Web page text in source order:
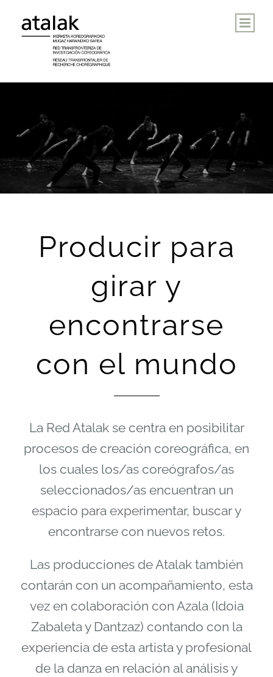
contenido
Producir para
girar y
encontrarse
con el mundo
La Red Atalak se centra en posibilitar
procesos de creación coreográfica, en
los cuales los/as coreógrafos/as
seleccionados/as encuentran un
espacio para experimentar, buscar y
encontrarse con nuevos retos.
Las producciones de Atalak también
contarán con un acompañamiento, esta
vez en colaboración con Azala (Idoia
Zabaleta y Dantzaz) contando con la
experiencia de esta artista y profesional
de la danza en relación al análisis y